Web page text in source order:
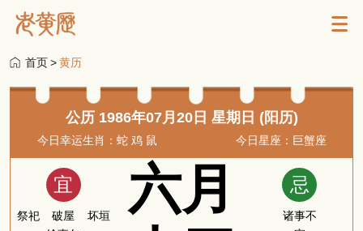
首页>黄历
公历 1986年07月20日 星期日 (阳历)
今日幸运生肖：蛇 鸡 鼠 今日星座：巨蟹座
宜
祭祀 破屋
坏垣
六月
忌
诸事不